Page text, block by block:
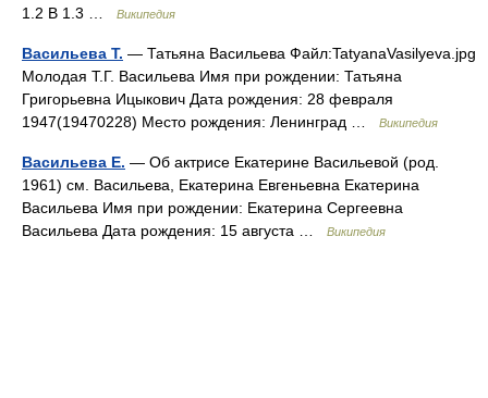
1.2 В 1.3 …
Википедия
Васильева Т. — Татьяна Васильева Файл:TatyanaVasilyeva.jpg
Молодая Т.Г. Васильева Имя при рождении: Татьяна
Григорьевна Ицыкович Дата рождения: 28 февраля
1947(19470228) Место рождения: Ленинград …
Википедия
Васильева Е. — Об актрисе Екатерине Васильевой (род.
1961) см. Васильева, Екатерина Евгеньевна Екатерина
Васильева Имя при рождении: Екатерина Сергеевна
Васильева Дата рождения: 15 августа …
Википедия